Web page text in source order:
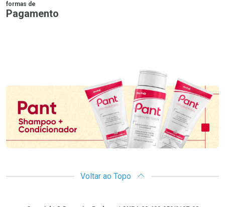
formas de
Pagamento
Voltar ao Topo